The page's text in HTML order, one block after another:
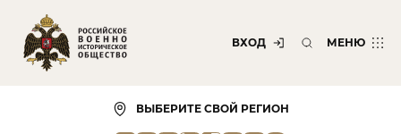
ВХОД МЕНЮ
ВЫБЕРИТЕ СВОЙ РЕГИОН